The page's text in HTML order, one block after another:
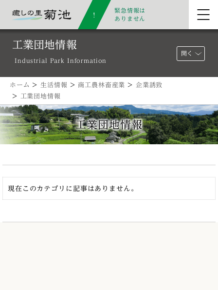
緊急情報は
ありません
工業団地情報
Industrial Park Information
開く
ホーム >生活情報 >商工農林畜産業 > 企業誘致
>
工業団地情報
工業団地情報
現在このカテゴリに記事はありません。